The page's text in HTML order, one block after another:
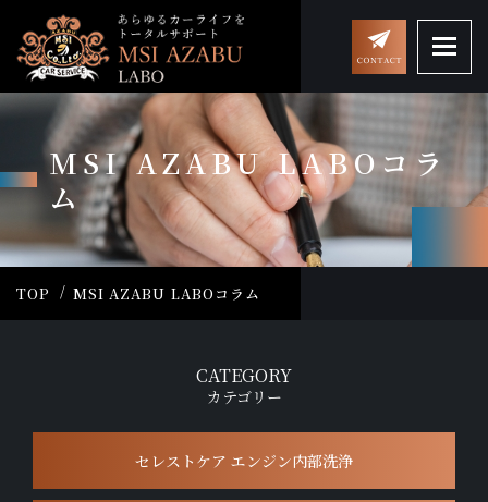
MSI AZABU LABOコラ
ム
TOP MSI AZABU LABOコラム
CATEGORY
カテゴリー
セレストケア エンジン内部洗浄